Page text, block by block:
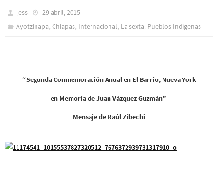
jess
29 abril, 2015
Ayotzinapa,Chiapas, Internacional, La sexta, Pueblos Indí­genas
“Segunda Conmemoración Anual en El Barrio, Nueva York
en Memoria de Juan Vázquez Guzmán”
Mensaje de Raúl Zibechi